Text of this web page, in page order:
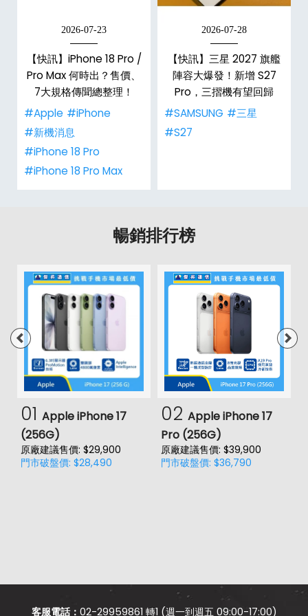
2026-07-23
【快訊】iPhone 18 Pro /
Pro Max 何時出？售價、
7大規格傳聞總整理！
#Apple #iPhone
#新機消息
#iPhone 18 Pro
#iPhone 18 Pro Max
2026-07-28
【快訊】三星 2027 旗艦
陣容大爆發！新增 S27
Pro，三摺機有望回歸
#SAMSUNG #三星
#S27
暢銷排行榜
01 Apple iPhone 17
(256G)
原廠建議售價: $29,900
門市破盤價: $28,490
02 Apple iPhone 17
Pro (256G)
原廠建議售價: $39,900
門市破盤價: $36,790
客服電話： 02-29959861 轉1 (週一到週五 09:00-17:00)